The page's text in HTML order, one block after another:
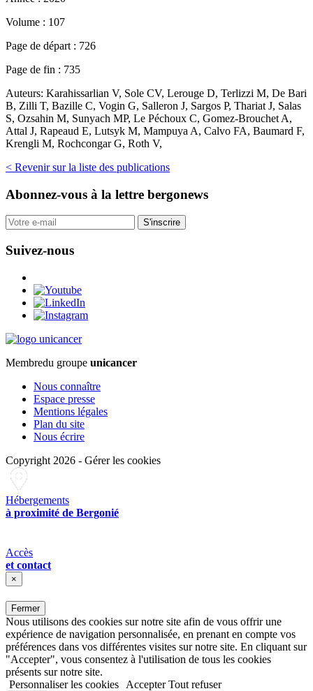
Volume : 107
Page de départ : 726
Page de fin : 735
Auteurs: Karahissarlian V, Sole CV, Lerouge D, Terlizzi M, De Bari
B, Zilli T, Bazille C, Vogin G, Salleron J, Sargos P, Thariat J, Salas
S, Ozsahin M, Sunyach MP, Le Péchoux C, Gomez-Brouchet A,
Attal J, Rapeaud E, Lutsyk M, Mampuya A, Calvo FA, Baumard F,
Krengli M, Rochcongar G, Roth V,
< Revenir sur la liste des publications
Abonnez-vous à la lettre bergonews
S'inscrire
Suivez-nous
Membredu groupe unicancer
Nous connaître
Espace presse
Mentions légales
Plan du site
Nous écrire
Copyright 2026 - Gérer les cookies
Hébergements
à proximité de Bergonié
Accès
et contact
×
Fermer
Nous utilisons des cookies sur notre site afin de vous offrir une
expérience de navigation personnalisée, en prenant en compte vos
préférences dans vos différentes visites sur notre site. En cliquant sur
"Accepter", vous consentez à l'utilisation de tous les cookies
présents sur notre site.
Personnaliser les cookies
Accepter Tout refuser